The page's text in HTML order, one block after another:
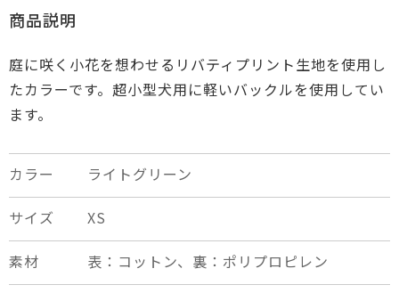
商品説明
庭に咲く小花を想わせるリバティプリント生地を使用し
たカラーです。超小型犬用に軽いバックルを使用してい
ます。
カラー ライトグリーン
サイズ XS
素材 表：コットン、裏：ポリプロピレン